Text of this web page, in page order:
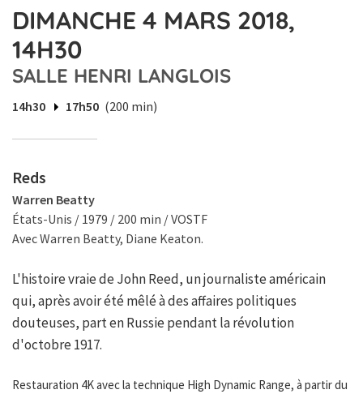
DIMANCHE 4 MARS 2018,
14H30
SALLE HENRI LANGLOIS
14h30 17h50 (200 min)
Reds
Warren Beatty
États-Unis / 1979 / 200 min / VOSTF
Avec Warren Beatty, Diane Keaton.
L'histoire vraie de John Reed, un journaliste américain
qui, après avoir été mêlé à des affaires politiques
douteuses, part en Russie pendant la révolution
d'octobre 1917.
Restauration 4K avec la technique High Dynamic Range, à partir du